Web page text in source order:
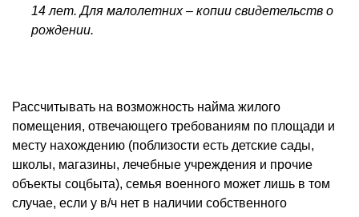
14 лет. Для малолетних – копии свидетельств о
рождении.
Рассчитывать на возможность найма жилого
помещения, отвечающего требованиям по площади и
месту нахождению (поблизости есть детские сады,
школы, магазины, лечебные учреждения и прочие
объекты соцбыта), семья военного может лишь в том
случае, если у в/ч нет в наличии собственного